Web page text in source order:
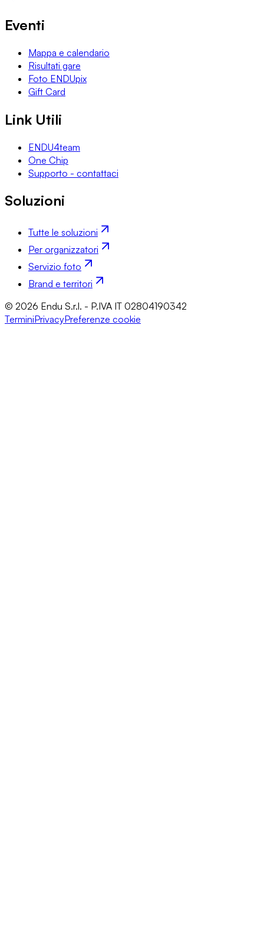
Eventi
Mappa e calendario
Risultati gare
Foto ENDUpix
Gift Card
Link Utili
ENDU4team
One Chip
Supporto - contattaci
Soluzioni
Tutte le soluzioni
Per organizzatori
Servizio foto
Brand e territori
© 2026 Endu S.r.l. - P.IVA IT 02804190342
TerminiPrivacyPreferenze cookie